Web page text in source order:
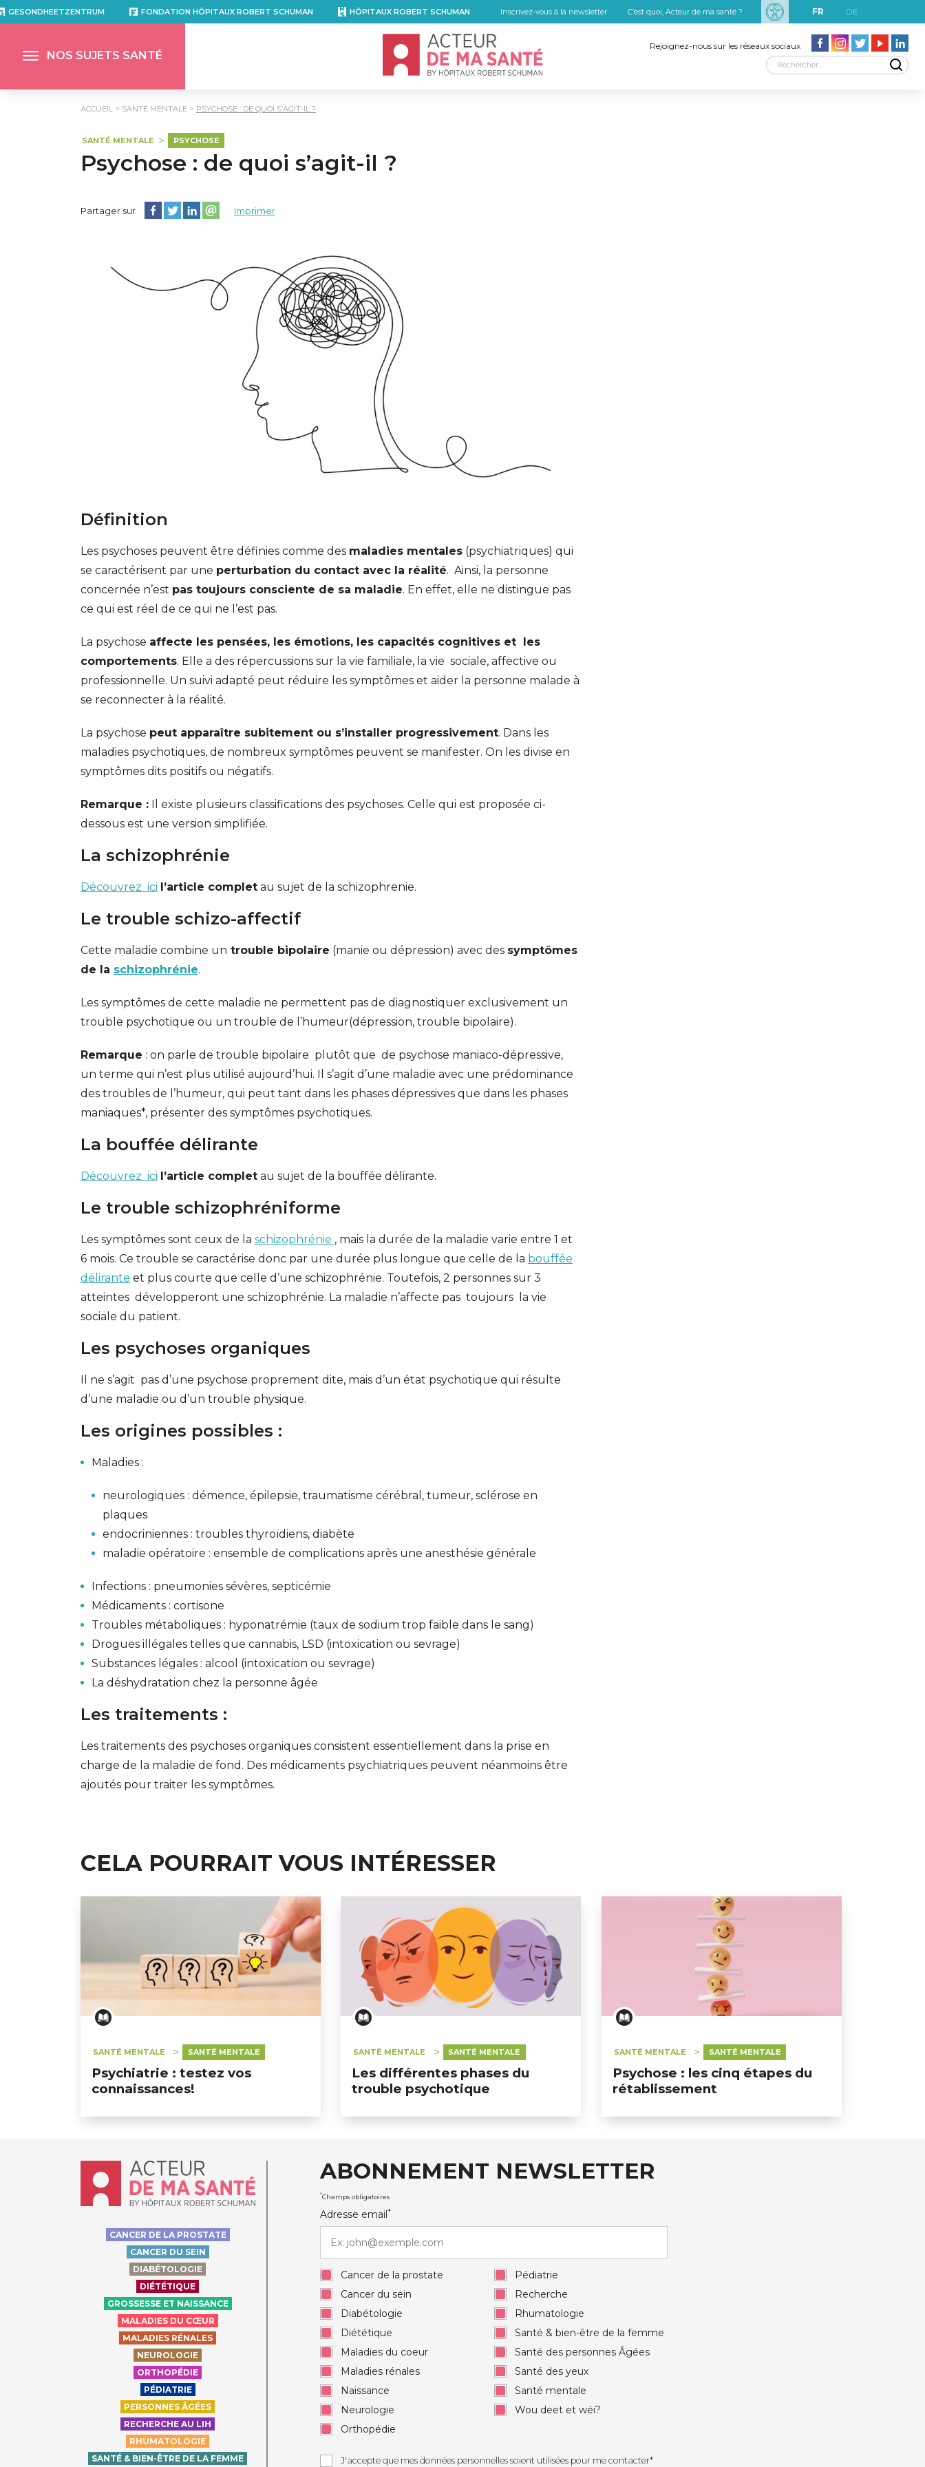
GESONDHEETZENTRUM FONDATION HÔPITAUX ROBERT SCHUMAN HÔPITAUX ROBERT SCHUMAN Inscrivez-vous à la newsletter C’est quoi, Acteur de ma santé ? FR DE
NOS SUJETS SANTÉ
Accueil - Acteur de ma santé, by HôpitauxRobert SchumanRejoignez-nous sur les réseaux sociaux
GESONDHEETZENTRUM FONDATION HÔPITAUX ROBERT SCHUMAN
ACCUEIL SANTÉ MENTALE PSYCHOSE : DE QUOI S’AGIT-IL ?
SANTÉ MENTALE PSYCHOSE
Psychose : de quoi s’agit-il ?
Partager sur Partager cette page sur Facebook
Partager cette page sur Twitter
Partager cette page sur LinkedIn
Partager cette page sur email
Imprimer
Définition
Les psychoses peuvent être définies comme des maladies mentales(psychiatriques) qui
se caractérisent par une perturbation du contact avec la réalité. Ainsi, la personne
concernée n’est pas toujours consciente de sa maladie. En effet, elle ne distingue pas
ce qui est réel de ce qui ne l’est pas.
La psychose affecte les pensées, les émotions, les capacités cognitives et les
comportements. Elle a des répercussions sur la vie familiale, la vie sociale, affective ou
professionnelle. Un suivi adapté peut réduire les symptômes et aider la personne malade à
se reconnecter à la réalité.
La psychose peut apparaître subitement ou s’installer progressivement. Dans les
maladies psychotiques, de nombreux symptômes peuvent se manifester. On les divise en
symptômes dits positifs ou négatifs.
Remarque :Il existe plusieurs classifications des psychoses. Celle qui est proposée ci-
dessous est une version simplifiée.
La schizophrénie
Découvrez ici l’article completau sujet de la schizophrenie.
Le trouble schizo-affectif
Cette maladie combine un trouble bipolaire (manie ou dépression) avec des symptômes
de la schizophrénie.
Les symptômes de cette maladie ne permettent pas de diagnostiquer exclusivement un
trouble psychotique ou un trouble de l’humeur(dépression, trouble bipolaire).
Remarque : on parle de trouble bipolaire plutôt que de psychose maniaco-dépressive,
un terme qui n’est plus utilisé aujourd’hui. Il s’agit d’une maladie avec une prédominance
des troubles de l’humeur, qui peut tant dans les phases dépressives que dans les phases
maniaques*, présenter des symptômes psychotiques.
La bouffée délirante
Découvrez ici l’article completau sujet de la bouffée délirante.
Le trouble schizophréniforme
Les symptômes sont ceux de la schizophrénie , mais la durée de la maladie varie entre 1 et
6 mois. Ce trouble se caractérise donc par une durée plus longue que celle de la bouffée
délirante et plus courte que celle d’une schizophrénie. Toutefois, 2 personnes sur 3
atteintes développeront une schizophrénie. La maladie n’affecte pas toujours la vie
sociale du patient.
Les psychoses organiques
Il ne s’agit pas d’une psychose proprement dite, mais d’un état psychotique qui résulte
d’une maladie ou d’un trouble physique.
Les origines possibles :
Maladies :
neurologiques : démence, épilepsie, traumatisme cérébral, tumeur, sclérose en
plaques
endocriniennes : troubles thyroïdiens, diabète
maladie opératoire : ensemble de complications après une anesthésie générale
Infections : pneumonies sévères, septicémie
Médicaments : cortisone
Troubles métaboliques : hyponatrémie (taux de sodium trop faible dans le sang)
Drogues illégales telles que cannabis, LSD (intoxication ou sevrage)
Substances légales : alcool (intoxication ou sevrage)
La déshydratation chez la personne âgée
Les traitements :
Les traitements des psychoses organiques consistent essentiellement dans la prise en
charge de la maladie de fond. Des médicaments psychiatriques peuvent néanmoins être
ajoutés pour traiter les symptômes.
CELA POURRAIT VOUS INTÉRESSER
SANTÉ MENTALE SANTÉ MENTALE
Psychiatrie : testez vos
connaissances!
SANTÉ MENTALE SANTÉ MENTALE
Les différentes phases du
trouble psychotique
SANTÉ MENTALE SANTÉ MENTALE
Psychose : les cinq étapes du
rétablissement
Accueil - Acteur de ma santé, by HôpitauxRobert Schuman
CANCER DE LA PROSTATE
CANCER DU SEIN
DIABÉTOLOGIE
DIÉTÉTIQUE
GROSSESSE ET NAISSANCE
MALADIES DU CŒUR
MALADIES RÉNALES
NEUROLOGIE
ORTHOPÉDIE
PÉDIATRIE
PERSONNES ÂGÉES
RECHERCHE AU LIH
RHUMATOLOGIE
SANTÉ & BIEN-ÊTRE DE LA FEMME
ABONNEMENT NEWSLETTER
*Champs obligatoires
Adresse email*
Cancer de la prostate
Cancer du sein
Diabétologie
Diététique
Maladies du coeur
Maladies rénales
Naissance
Neurologie
Orthopédie
Pédiatrie
Recherche
Rhumatologie
Santé & bien-être de la femme
Santé des personnes Âgées
Santé des yeux
Santé mentale
Wou deet et wéi?
J'accepte que mes données personnelles soient utilisées pour me contacter*